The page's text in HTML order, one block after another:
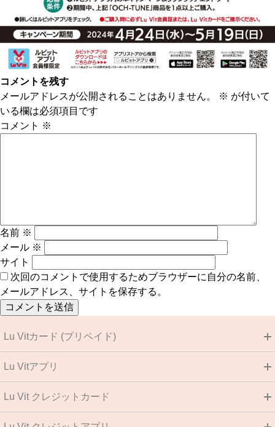
コメントを残す
メールアドレスが公開されることはありません。
※ が付いて
いる欄は必須項目です
コメント ※
名前 ※
メール ※
サイト
次回のコメントで使用するためブラウザーに自分の名前、
メールアドレス、サイトを保存する。
Lu Vitカード (プリペイド)
Lu Vitアプリ
Lu Vit クレジットカード